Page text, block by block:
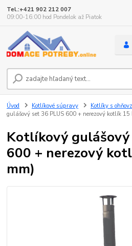
Tel.:+421 902 212 007
09:00-16:00 hod Pondelok až Piatok
Úvod Kotlíkové súpravy Kotlíky s
gulášový set 36 PLUS 600 + nerezový kotlík 15
Kotlíkový gulášový
600 + nerezový
mm)